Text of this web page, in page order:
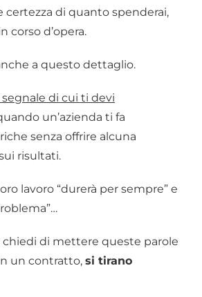
certezza di quanto spenderai,
corso d’opera.
a questo dettaglio.
di cui ti devi
un’azienda ti fa
senza offrire alcuna
risultati.
lavoro “durerà per sempre” e
di mettere queste parole
un contratto, si tirano